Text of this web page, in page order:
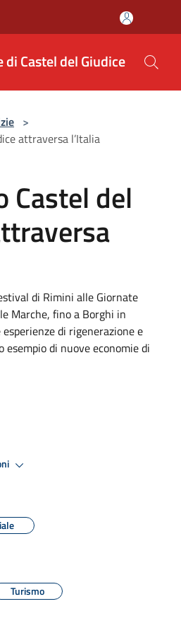
di Castel del Giudice
>
attraversa l’Italia
Castel del
di Rimini alle Giornate
Marche, fino a Borghi in
di rigenerazione e
esempio di nuove economie di
Turismo